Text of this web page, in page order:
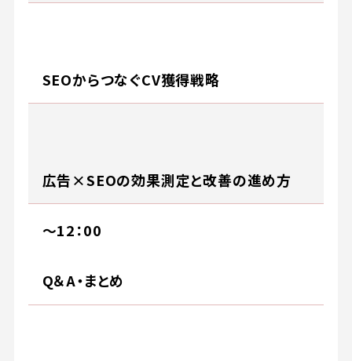
SEOからつなぐCV獲得戦略
広告×SEOの効果測定と改善の進め方
～12：00
Q＆A・まとめ